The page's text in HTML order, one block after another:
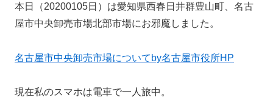
本日（20200105日）は愛知県西春日井群豊山町、名古
屋市中央卸売市場北部市場にお邪魔しました。
名古屋市中央卸売市場についてby名古屋市役所HP
現在私のスマホは電車で一人旅中。